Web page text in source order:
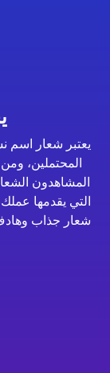
يعتبر شعار اسم
المحتملين،
المشاهدون
التي يقدمها
شعار جذاب